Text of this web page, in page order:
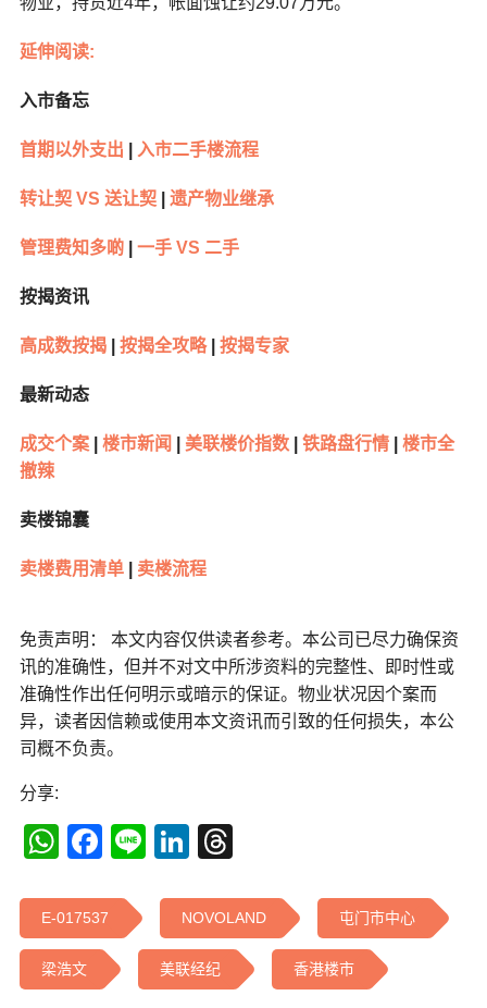
延伸阅读:
入市备忘
首期以外支出 入市二手楼流程
转让契 VS 送让契| 遗产物业继承
管理费知多啲| 一手 VS 二手
按揭资讯
高成数按揭| 按揭全攻略| 按揭专家
最新动态
成交个案| 楼市新闻 美联楼价指数| 铁路盘行情|
楼市全
撤辣
卖楼锦囊
卖楼费用清单| 卖楼流程
免责声明： 本文内容仅供读者参考。本公司已尽力确保资
讯的准确性，但并不对文中所涉资料的完整性、即时性或
准确性作出任何明示或暗示的保证。物业状况因个案而
异，读者因信赖或使用本文资讯而引致的任何损失，本公
司概不负责。
分享:
WhatsApp
Facebook
LineLinkedIn
E-017537 NOVOLAND 屯门市中心
梁浩文 美联经纪 香港楼市